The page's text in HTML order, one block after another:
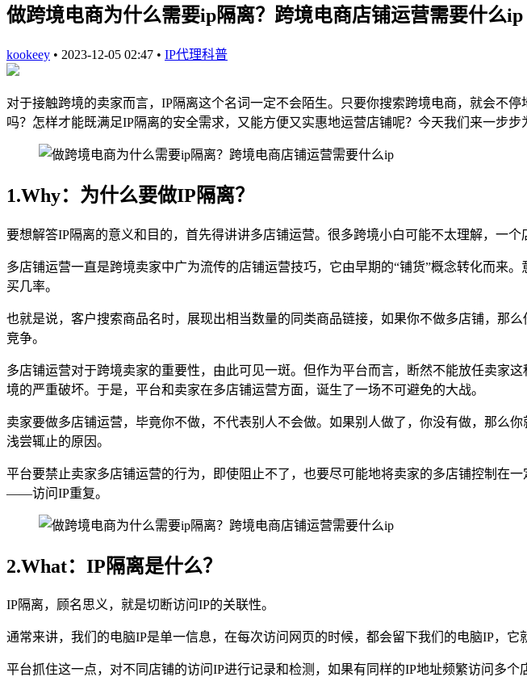
做跨境电商为什么需要ip隔离？跨境电商店铺运营需要什么ip
kookeey • 2023-12-05 02:47 • IP代理科普
对于接触跨境的卖家而言，IP隔离这个名词一定不会陌生。只要你搜索跨境电商，就会不
吗？怎样才能既满足IP隔离的安全需求，又能方便又实惠地运营店铺呢？今天我们来一步步
1.Why：为什么要做IP隔离？
要想解答IP隔离的意义和目的，首先得讲讲多店铺运营。很多跨境小白可能不太理解，一个
多店铺运营一直是跨境卖家中广为流传的店铺运营技巧，它由早期的“铺货”概念转化而来
买几率。
也就是说，客户搜索商品名时，展现出相当数量的同类商品链接，如果你不做多店铺，那
竞争。
多店铺运营对于跨境卖家的重要性，由此可见一斑。但作为平台而言，断然不能放任卖家
境的严重破坏。于是，平台和卖家在多店铺运营方面，诞生了一场不可避免的大战。
卖家要做多店铺运营，毕竟你不做，不代表别人不会做。如果别人做了，你没有做，那么
浅尝辄止的原因。
平台要禁止卖家多店铺运营的行为，即使阻止不了，也要尽可能地将卖家的多店铺控制在
——访问IP重复。
2.What：IP隔离是什么？
IP隔离，顾名思义，就是切断访问IP的关联性。
通常来讲，我们的电脑IP是单一信息，在每次访问网页的时候，都会留下我们的电脑IP，它
平台抓住这一点，对不同店铺的访问IP进行记录和检测，如果有同样的IP地址频繁访问多个